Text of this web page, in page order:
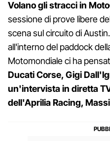
Volano gli stracci in
sessione di prove libere
scena sul circuito di
all'interno del paddock
Motomondiale ci ha
Ducati Corse, Gigi
un'intervista in diretta
dell'Aprilia Racing,